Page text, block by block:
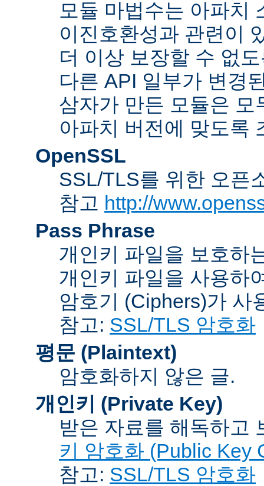
모듈 마법수는 아파치
이진호환성과 관련이
더 이상 보장할 수 없
다른 API 일부가 변경
삼자가 만든 모듈은
아파치 버전에 맞도록
OpenSSL
SSL/TLS를 위한 오픈
참고 http://
Pass Phrase
개인키 파일을 보호하
개인키 파일을 사용하
암호기 (Ciphers)가 사
참고: SSL/TLS 암호화
평문 (Plaintext)
암호화하지 않은 글.
개인키 (Private Key)
받은 자료를 해독하고
키 암호화 (Public Key
참고: SSL/TLS 암호화